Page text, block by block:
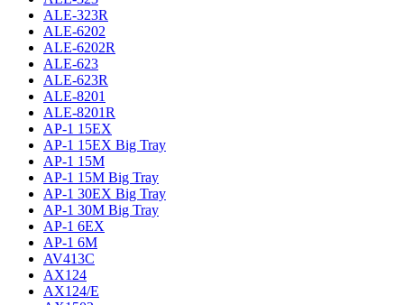
ALE-323R
ALE-6202
ALE-6202R
ALE-623
ALE-623R
ALE-8201
ALE-8201R
AP-1 15EX
AP-1 15EX Big Tray
AP-1 15M
AP-1 15M Big Tray
AP-1 30EX Big Tray
AP-1 30M Big Tray
AP-1 6EX
AP-1 6M
AV413C
AX124
AX124/E